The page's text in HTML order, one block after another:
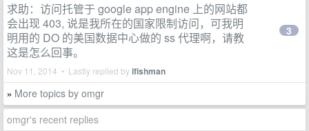
求助：访问托管于 google app engine 上的网站都
会出现 403, 说是我所在的国家限制访问，可我明
明用的 DO 的美国数据中心做的 ss 代理啊，请教
这是怎么回事。
Nov 11, 2014 • Lastly replied byifishman
3
» More topics by omgr
omgr's recent replies